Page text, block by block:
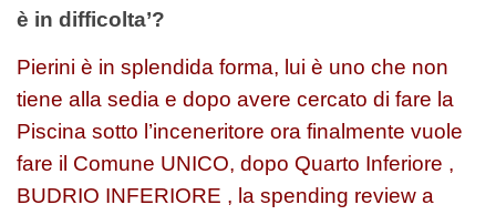
è in difficolta’?
Pierini è in splendida forma, lui è uno che non
tiene alla sedia e dopo avere cercato di fare la
Piscina sotto l’inceneritore ora finalmente vuole
fare il Comune UNICO, dopo Quarto Inferiore ,
BUDRIO INFERIORE , la spending review a